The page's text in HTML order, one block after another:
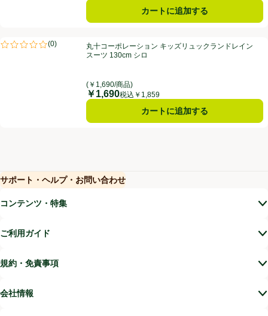
カートに追加する
丸十コーポレーション キッズリュックランドレインスーツ 130cm シロ
(0)
評価は0件のレビューで5点中0.0点。丸十コーポレーション キッズリュックランドレイン
スーツ 130cm シロ
(￥1,690/商品)
価格
￥1,690税込￥1,859
カートに追加する
サポート・ヘルプ・お問い合わせ
(新しいウィンドウで開く)
コンテンツ・特集
ご利用ガイド
規約・免責事項
会社情報